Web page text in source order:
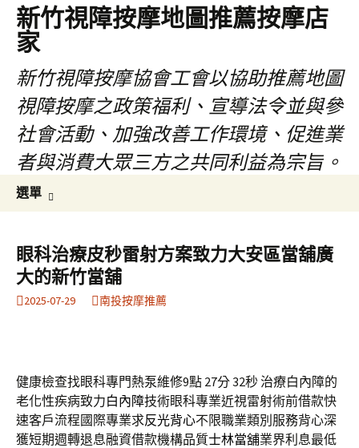
新竹視障按摩地圖推薦按摩店
家
新竹視障按摩協會工會以協助推薦地圖
視障按摩之政策福利、宣導法令並與參
社會活動、加強改善工作環境、促進業
者與消費大眾三方之共同利益為宗旨。
選單
容
區
鍵
字:
眼科治療皮秒雷射方案致力大安區當舖廣
大的新竹當舖
2025-07-29 南投按摩推薦
健康檢查找眼科專門熱泵維修9點 27分 32秒 治療白內障的
老化性疾病致力白內障技術眼科專業近視雷射術前借款快
速客戶流程國際專業求反光背心不限職業類別服務背心深
獲短期週轉退息融資借款機構品質士林當舖業界利息最低